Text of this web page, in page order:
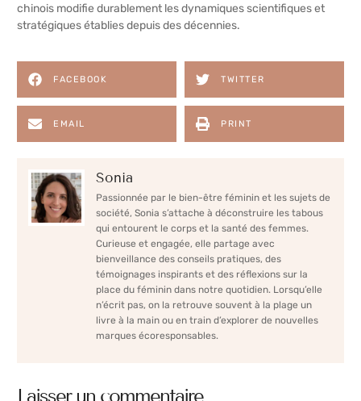
chinois modifie durablement les dynamiques scientifiques et
stratégiques établies depuis des décennies.
FACEBOOK TWITTER
EMAIL PRINT
Sonia
Passionnée par le bien-être féminin et les sujets de
société, Sonia s’attache à déconstruire les tabous
qui entourent le corps et la santé des femmes.
Curieuse et engagée, elle partage avec
bienveillance des conseils pratiques, des
témoignages inspirants et des réflexions sur la
place du féminin dans notre quotidien. Lorsqu’elle
n’écrit pas, on la retrouve souvent à la plage un
livre à la main ou en train d’explorer de nouvelles
marques écoresponsables.
Laisser un commentaire